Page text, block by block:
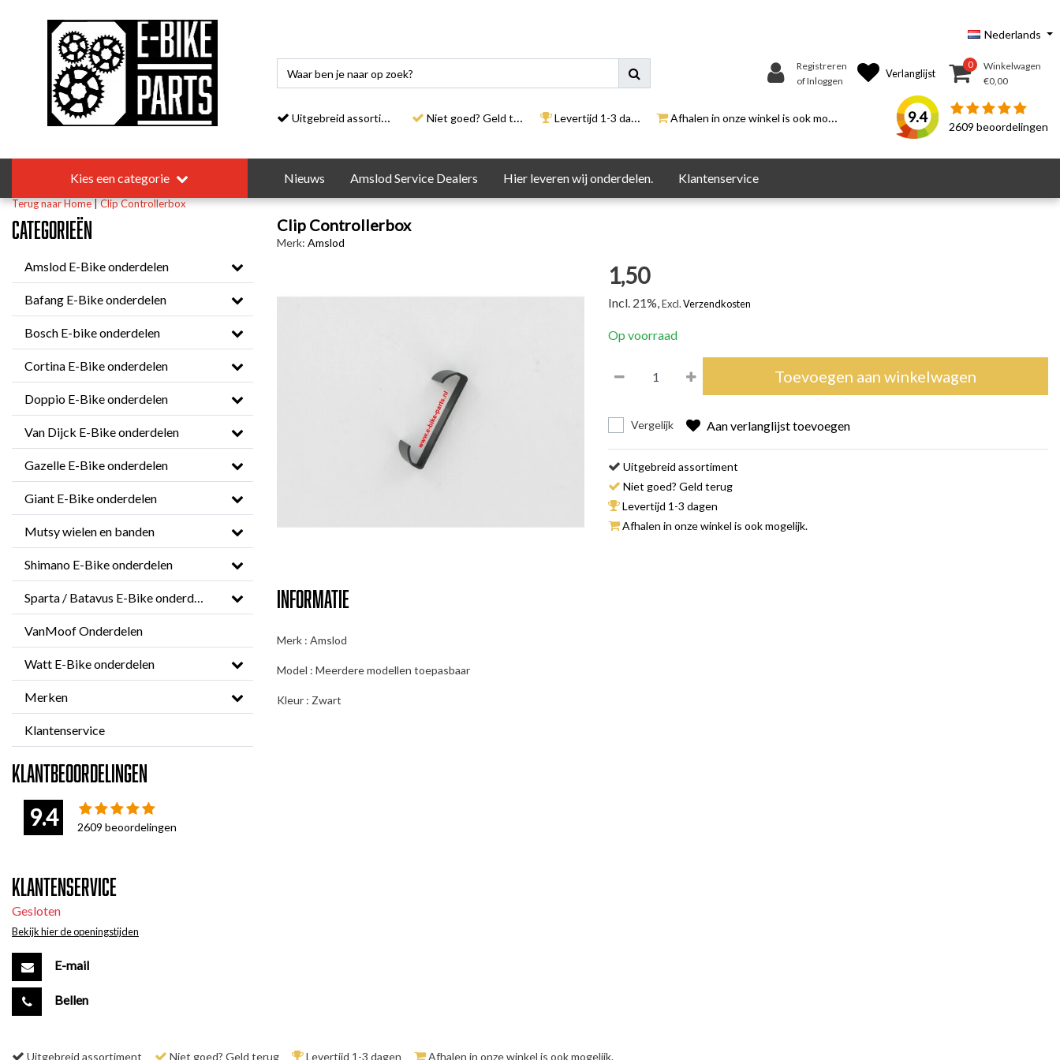
Nederlands
Registreren
of Inloggen
Verlanglijst
0
Winkelwagen
€0,00
Uitgebreid assortiment Niet goed? Geld terug Levertijd 1-3 dagen Afhalen in onze winkel is ook mogelijk. 9.4
2609 beoordelingen
Kies een categorie Nieuws Amslod Service Dealers Hier leveren wij onderdelen. Klantenservice
Terug naar Home|Clip Controllerbox
Categorieën
Amslod E-Bike onderdelen
Bafang E-Bike onderdelen
Bosch E-bike onderdelen
Cortina E-Bike onderdelen
Doppio E-Bike onderdelen
Van Dijck E-Bike onderdelen
Gazelle E-Bike onderdelen
Giant E-Bike onderdelen
Mutsy wielen en banden
Shimano E-Bike onderdelen
Sparta / Batavus E-Bike onderdelen
VanMoof Onderdelen
Watt E-Bike onderdelen
Merken
Klantenservice
Klantbeoordelingen
9.4
2609 beoordelingen
Klantenservice
Gesloten
Bekijk hier de openingstijden
E-mail
Bellen
Clip Controllerbox
Merk: Amslod
1,50
Incl. 21%,Excl.Verzendkosten
Op voorraad
Toevoegen aan winkelwagen
Vergelijk Aan verlanglijst toevoegen
Uitgebreid assortiment
Niet goed? Geld terug
Levertijd 1-3 dagen
Afhalen in onze winkel is ook mogelijk.
Informatie
Merk : Amslod
Model : Meerdere modellen toepasbaar
Kleur : Zwart
Uitgebreid assortiment Niet goed? Geld terug Levertijd 1-3 dagen Afhalen in onze winkel is ook mogelijk.